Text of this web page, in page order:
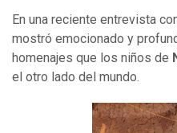
En una reciente entrevista
mostró emocionado y
homenajes que los niños de
el otro lado del mundo.